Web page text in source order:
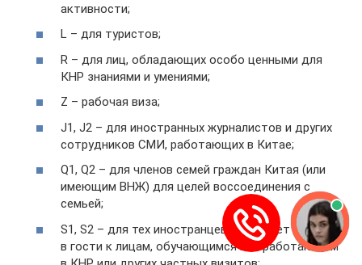
активности;
L – для туристов;
R – для лиц, обладающих особо ценными для
КНР знаниями и умениями;
Z – рабочая виза;
J1, J2 – для иностранных журналистов и других
сотрудников СМИ, работающих в Китае;
Q1, Q2 – для членов семей граждан Китая (или
имеющим ВНЖ) для целей воссоединения с
семьей;
S1, S2 – для тех иностранцев, кто хочет приехать
в гости к лицам, обучающимся или работающим